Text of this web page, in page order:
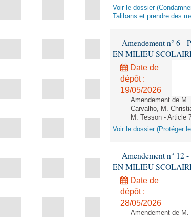
Voir le dossier
Talibans et prendre des
Amendement n° 6
EN MILIEU
Date de
dépôt :
19/05/2026
Amendement de
Carvalho, M.
M. Tesson - Article
Voir le dossier (Protéger
Amendement n° 12
EN MILIEU
Date de
dépôt :
28/05/2026
Amendement de